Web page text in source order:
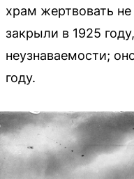
храм жертвовать
закрыли в 1925
неузнаваемости;
году.